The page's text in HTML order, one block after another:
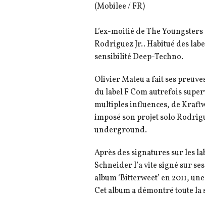
(Mobilee / FR)
L’ex-moitié de The
Rodriguez Jr.. Habitué des
sensibilité Deep-Techno.
Olivier Mateu a fait ses
du label F Com autrefois
multiples influences, de
imposé son projet solo
underground.
Après des signatures sur les
Schneider l’a vite signé sur
album ‘Bitterweet’ en 2011,
Cet album a démontré toute